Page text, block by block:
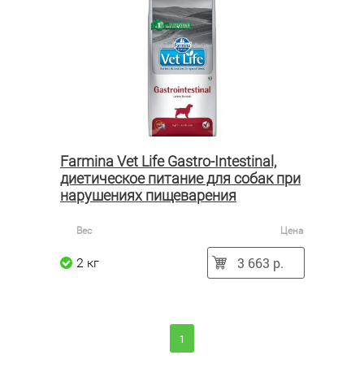
Farmina Vet Life Gastro-Intestinal,
диетическое питание для собак при
нарушениях пищеварения
Вес Цена
2 кг 3 663 р.
1